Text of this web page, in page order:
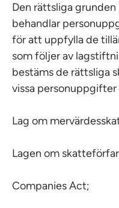
Den rättsliga
behandlar
för att uppfylla de
som följer av
bestäms de rättsliga
vissa personuppgifter
Lag om
Lagen om
Companies Act;